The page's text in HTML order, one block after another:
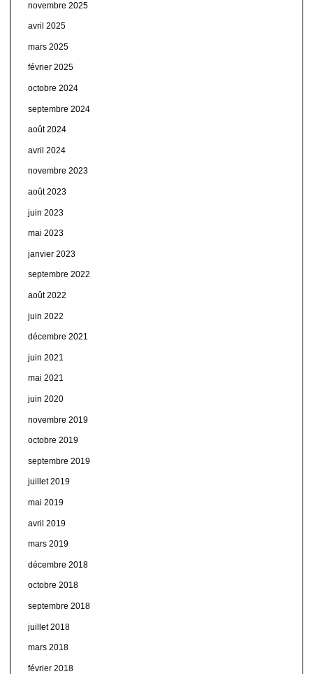
novembre 2025
avril 2025
mars 2025
février 2025
octobre 2024
septembre 2024
août 2024
avril 2024
novembre 2023
août 2023
juin 2023
mai 2023
janvier 2023
septembre 2022
août 2022
juin 2022
décembre 2021
juin 2021
mai 2021
juin 2020
novembre 2019
octobre 2019
septembre 2019
juillet 2019
mai 2019
avril 2019
mars 2019
décembre 2018
octobre 2018
septembre 2018
juillet 2018
mars 2018
février 2018